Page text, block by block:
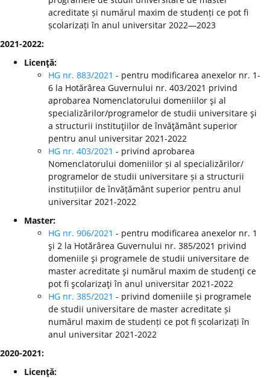
acreditate și numărul maxim de studenți ce pot fi
școlarizați în anul universitar 2022—2023
2021-2022:
Licenţă:
HG nr. 883/2021 - pentru modificarea anexelor nr. 1-
6 la Hotărârea Guvernului nr. 403/2021 privind
aprobarea Nomenclatorului domeniilor şi al
specializărilor/programelor de studii universitare şi
a structurii instituţiilor de învăţământ superior
pentru anul universitar 2021-2022
HG nr. 403/2021 - privind aprobarea
Nomenclatorului domeniilor și al specializărilor/
programelor de studii universitare și a structurii
instituțiilor de învățământ superior pentru anul
universitar 2021-2022
Master:
HG nr. 906/2021 - pentru modificarea anexelor nr. 1
şi 2 la Hotărârea Guvernului nr. 385/2021 privind
domeniile şi programele de studii universitare de
master acreditate şi numărul maxim de studenţi ce
pot fi şcolarizaţi în anul universitar 2021-2022
HG nr. 385/2021 - privind domeniile și programele
de studii universitare de master acreditate și
numărul maxim de studenți ce pot fi școlarizați în
anul universitar 2021-2022
2020-2021:
Licenţă: